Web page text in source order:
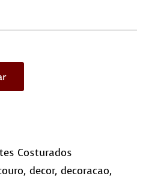
Costurados
,decor,decoracao,